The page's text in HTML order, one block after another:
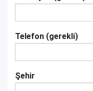
Telefon (gerekli)
Şehir